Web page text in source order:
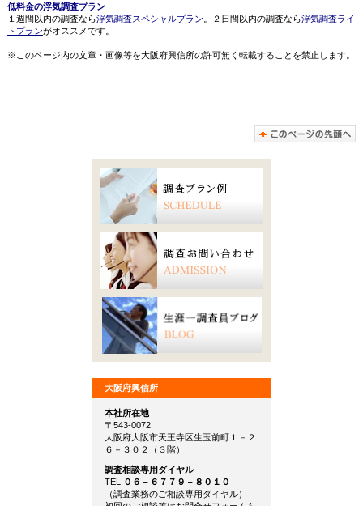
低料金の浮気調査プラン
１週間以内の調査なら浮気調査スペシャルプラン 。２日間以内の調査なら浮気調査ライ
トプランがオススメです。
※このページ内の文章・画像等を大阪府興信所の許可無く転載することを禁止します。
大阪府興信所
本社所在地
〒543-0072
大阪府大阪市天王寺区生玉前町１－２
６－３０２（３階）
調査相談専用ダイヤル
TEL
０６－６７７９－８０１０
（調査業務のご相談専用ダイヤル）